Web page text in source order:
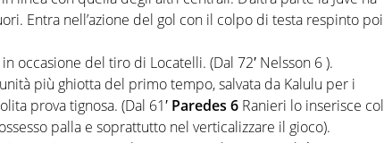
Entra nell’azione del gol con il colpo di testa respinto poi
occasione del tiro di Locatelli. (Dal 72′ Nelsson 6 ).
più ghiotta del primo tempo, salvata da Kalulu per i
prova tignosa. (Dal 61′ Paredes 6 Ranieri lo inserisce col
palla e soprattutto nel verticalizzare il gioco).